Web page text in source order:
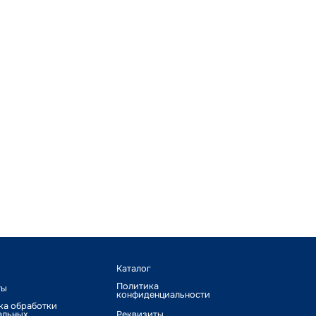
обработки
Каталог
Политика
конфиденциальности